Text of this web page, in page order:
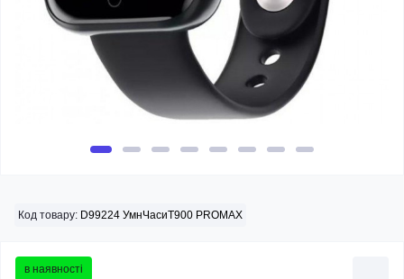
Код товару: D99224 УмнЧасиT900 PROMAX
в наявності